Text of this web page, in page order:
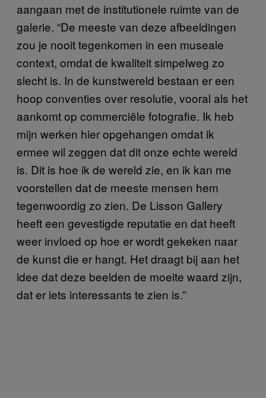
aangaan met de institutionele ruimte van de
galerie. “De meeste van deze afbeeldingen
zou je nooit tegenkomen in een museale
context, omdat de kwaliteit simpelweg zo
slecht is. In de kunstwereld bestaan er een
hoop conventies over resolutie, vooral als het
aankomt op commerciële fotografie. Ik heb
mijn werken hier opgehangen omdat ik
ermee wil zeggen dat dit onze echte wereld
is. Dit is hoe ik de wereld zie, en ik kan me
voorstellen dat de meeste mensen hem
tegenwoordig zo zien. De Lisson Gallery
heeft een gevestigde reputatie en dat heeft
weer invloed op hoe er wordt gekeken naar
de kunst die er hangt. Het draagt bij aan het
idee dat deze beelden de moeite waard zijn,
dat er iets interessants te zien is.”